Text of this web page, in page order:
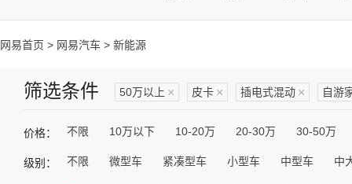
网易首页 > 网易汽车 > 新能源
筛选条件 50万以上 × 皮卡 × 插电式混动 × 自游
价格： 不限 10万以下 10-20万 20-30万 30-50万
级别： 不限 微型车 紧凑型车 小型车 中型车 中